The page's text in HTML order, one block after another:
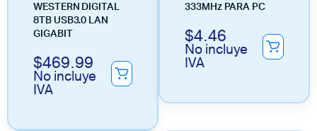
WESTERN DIGITAL
8TB USB3.0 LAN
GIGABIT
$469.99
No incluye
IVA
333MHz PARA PC
$4.46
No incluye
IVA